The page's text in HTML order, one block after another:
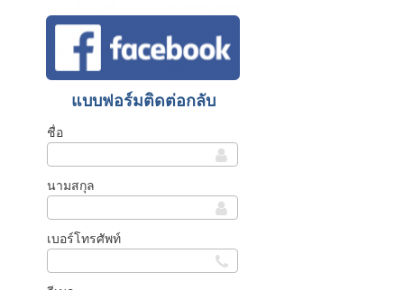
แบบฟอร์มติดต่อกลับ
ชื่อ
นามสกุล
เบอร์โทรศัพท์